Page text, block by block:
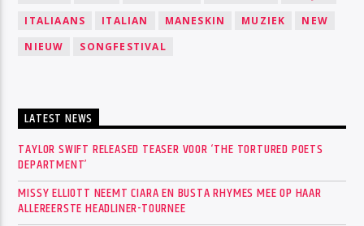
ITALIAANS
ITALIAN MANESKIN MUZIEK
NEW
NIEUW
SONGFESTIVAL
LATEST NEWS
TAYLOR SWIFT RELEASED TEASER VOOR ‘THE TORTURED POETS
DEPARTMENT’
MISSY ELLIOTT NEEMT CIARA EN BUSTA RHYMES MEE OP HAAR
ALLEREERSTE HEADLINER-TOURNEE